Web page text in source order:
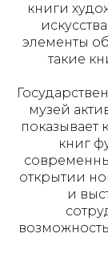
книги
элементы
такие
музей
показывает
книг
открытии
и